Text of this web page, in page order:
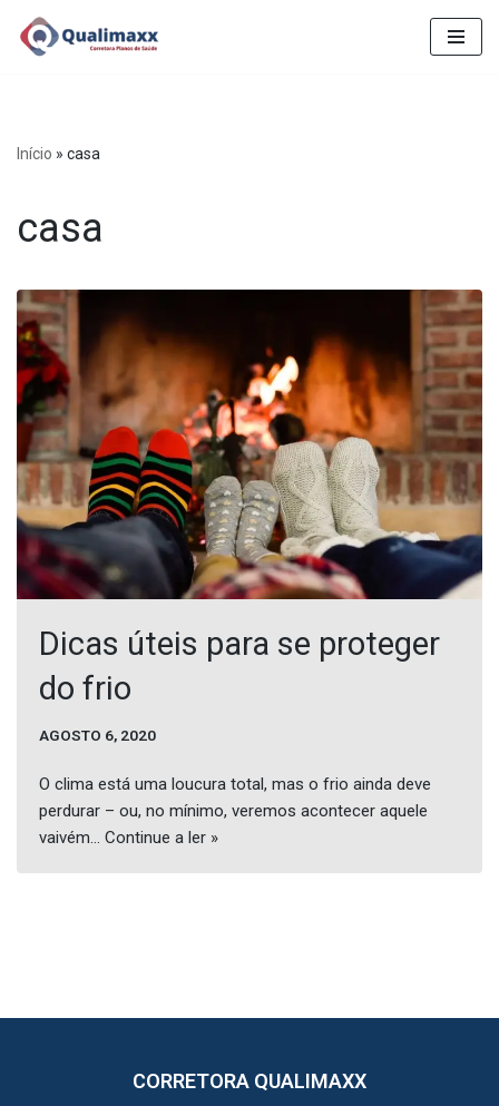
Pular
Início » casa
casa
Dicas úteis para se proteger
do frio
AGOSTO 6, 2020
O clima está uma loucura total, mas o frio ainda deve
perdurar – ou, no mínimo, veremos acontecer aquele
vaivém… Continue a ler »
CORRETORA QUALIMAXX